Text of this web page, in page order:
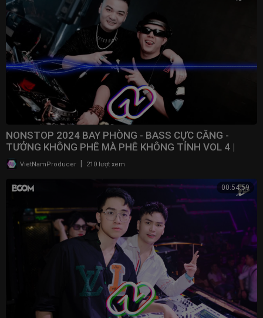
NONSTOP 2024 BAY PHÒNG - BASS CỰC CĂNG -
TƯỞNG KHÔNG PHÊ MÀ PHÊ KHÔNG TỈNH VOL 4 |
NONSTOP VN
VietNamProducer 210 lượt xem
00:54:59